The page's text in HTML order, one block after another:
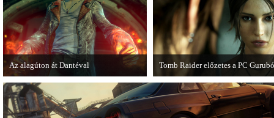
Az alagúton át Dantéval
A Devil May Cry újragondolás új
játékmenet-videóval jelentkezik.
Tomb Raider előzetes a PC
A PC Guru friss számában több
olvashatunk az új Tomb Raiderről,
mely cikkből most egy részletet